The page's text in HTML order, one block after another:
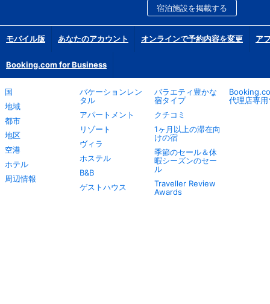
宿泊施設を掲載する
モバイル版 あなたのアカウント オンラインで予約内容を変更 ア
Booking.com for Business
国
地域
都市
地区
空港
ホテル
周辺情報
バケーションレン
タル
アパートメント
リゾート
ヴィラ
ホステル
B&B
ゲストハウス
バラエティ豊かな
宿タイプ
クチコミ
1ヶ月以上の滞在向
けの宿
季節のセール＆休
暇シーズンのセー
ル
Traveller Review
Awards
代理店専